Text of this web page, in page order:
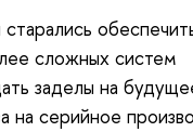
сложных систем
заделы на
на серийное